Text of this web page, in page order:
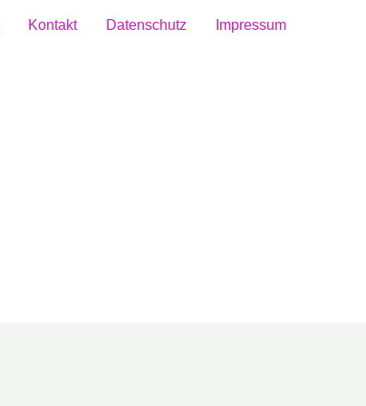
Kontakt Datenschutz Impressum